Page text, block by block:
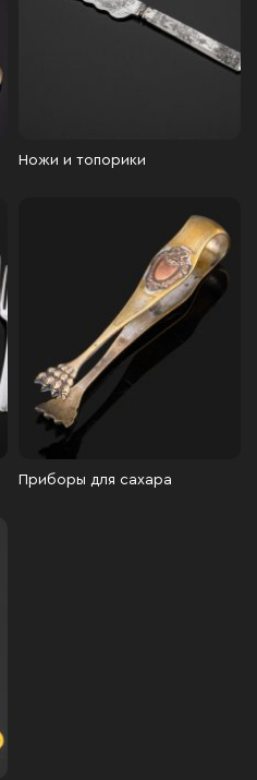
Ножи и топорики
Приборы для сахара